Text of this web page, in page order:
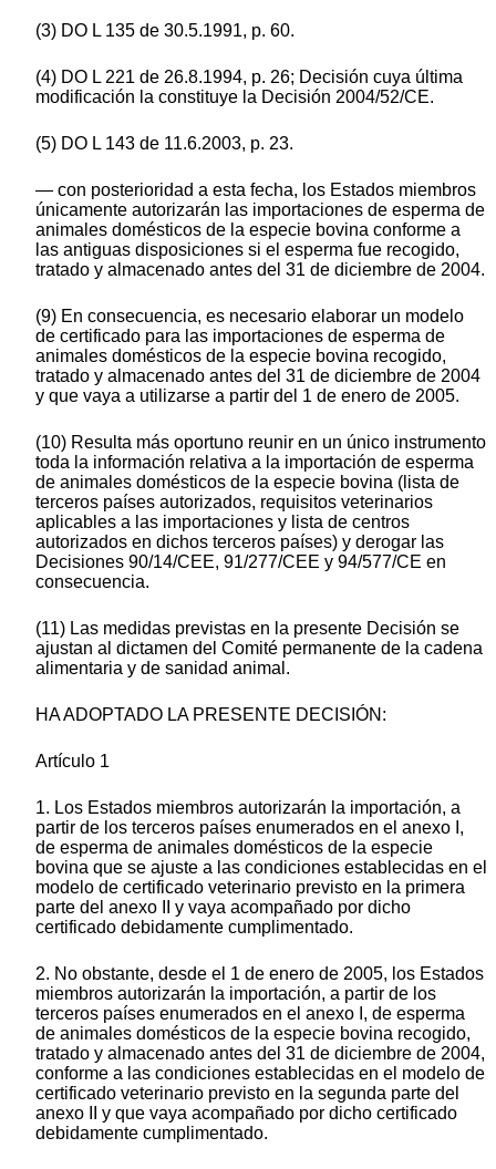
(3) DO L 135 de 30.5.1991, p. 60.
(4) DO L 221 de 26.8.1994, p. 26; Decisión cuya última
modificación la constituye la Decisión 2004/52/CE.
(5) DO L 143 de 11.6.2003, p. 23.
— con posterioridad a esta fecha, los Estados miembros
únicamente autorizarán las importaciones de esperma de
animales domésticos de la especie bovina conforme a
las antiguas disposiciones si el esperma fue recogido,
tratado y almacenado antes del 31 de diciembre de 2004.
(9) En consecuencia, es necesario elaborar un modelo
de certificado para las importaciones de esperma de
animales domésticos de la especie bovina recogido,
tratado y almacenado antes del 31 de diciembre de 2004
y que vaya a utilizarse a partir del 1 de enero de 2005.
(10) Resulta más oportuno reunir en un único instrumento
toda la información relativa a la importación de esperma
de animales domésticos de la especie bovina (lista de
terceros países autorizados, requisitos veterinarios
aplicables a las importaciones y lista de centros
autorizados en dichos terceros países) y derogar las
Decisiones 90/14/CEE, 91/277/CEE y 94/577/CE en
consecuencia.
(11) Las medidas previstas en la presente Decisión se
ajustan al dictamen del Comité permanente de la cadena
alimentaria y de sanidad animal.
HA ADOPTADO LA PRESENTE DECISIÓN:
Artículo 1
1. Los Estados miembros autorizarán la importación, a
partir de los terceros países enumerados en el anexo I,
de esperma de animales domésticos de la especie
bovina que se ajuste a las condiciones establecidas en el
modelo de certificado veterinario previsto en la primera
parte del anexo II y vaya acompañado por dicho
certificado debidamente cumplimentado.
2. No obstante, desde el 1 de enero de 2005, los Estados
miembros autorizarán la importación, a partir de los
terceros países enumerados en el anexo I, de esperma
de animales domésticos de la especie bovina recogido,
tratado y almacenado antes del 31 de diciembre de 2004,
conforme a las condiciones establecidas en el modelo de
certificado veterinario previsto en la segunda parte del
anexo II y que vaya acompañado por dicho certificado
debidamente cumplimentado.